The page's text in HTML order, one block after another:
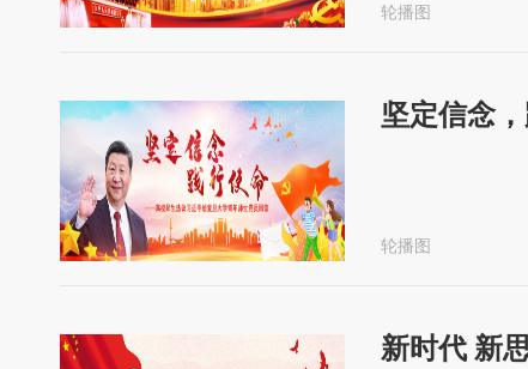
轮播图
坚定信念
轮播图
新时代 新